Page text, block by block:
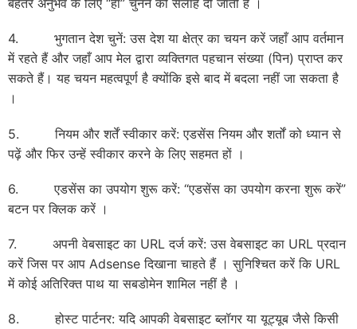
बेहतर अनुभव के लिए “हाँ” चुनने की सलाह दी जाती है ।
4. भुगतान देश चुनें: उस देश या क्षेत्र का चयन करें जहाँ आप वर्तमान
में रहते हैं और जहाँ आप मेल द्वारा व्यक्तिगत पहचान संख्या (पिन) प्राप्त कर
सकते हैं। यह चयन महत्वपूर्ण है क्योंकि इसे बाद में बदला नहीं जा सकता है
।
5. नियम और शर्तें स्वीकार करें: एडसेंस नियम और शर्तों को ध्यान से
पढ़ें और फिर उन्हें स्वीकार करने के लिए सहमत हों ।
6. एडसेंस का उपयोग शुरू करें: “एडसेंस का उपयोग करना शुरू करें”
बटन पर क्लिक करें ।
7. अपनी वेबसाइट का URL दर्ज करें: उस वेबसाइट का URL प्रदान
करें जिस पर आप Adsense दिखाना चाहते हैं । सुनिश्चित करें कि URL
में कोई अतिरिक्त पाथ या सबडोमेन शामिल नहीं है ।
8. होस्ट पार्टनर: यदि आपकी वेबसाइट ब्लॉगर या यूट्यूब जैसे किसी